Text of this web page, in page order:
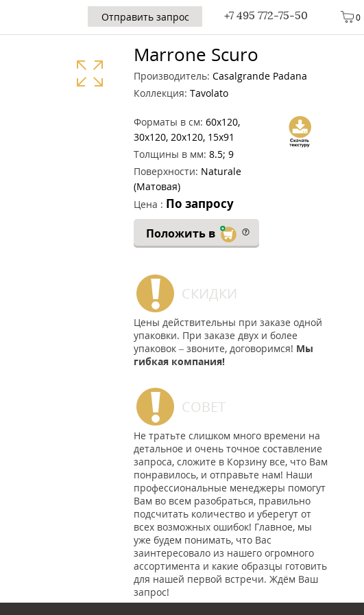
0
+7 495 772-75-50
Отправить запрос
Marrone Scuro
Производитель: Casalgrande Padana
Коллекция: Tavolato
Форматы в см: 60x120,
30х120, 20x120, 15x91
Толщины в мм: 8.5; 9
Поверхности: Naturale
(Матовая)
Цена : По запросу
Положить в
СКИДКИ
Цены действительны при заказе одной
упаковки. При заказе двух и более
упаковок – звоните, договоримся! Мы
гибкая компания!
СОВЕТ
Не тратьте слишком много времени на
детальное и очень точное составление
запроса, сложите в Корзину все, что Вам
понравилось, и отправьте нам! Наши
профессиональные менеджеры помогут
Вам во всем разобраться, правильно
подсчитать количество и уберегут от
всех возможных ошибок! Главное, мы
уже будем понимать, что Вас
заинтересовало из нашего огромного
ассортимента и какие образцы готовить
для нашей первой встречи. Ждём Ваш
запрос!